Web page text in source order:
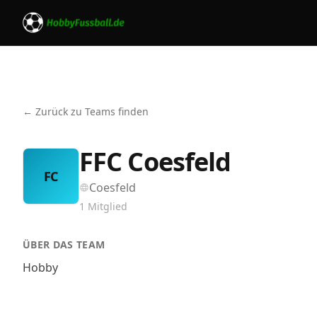
← Zurück zu Teams finden
FC FFC Coesfeld
Coesfeld
1 Mitglied
ÜBER DAS TEAM
Hobby